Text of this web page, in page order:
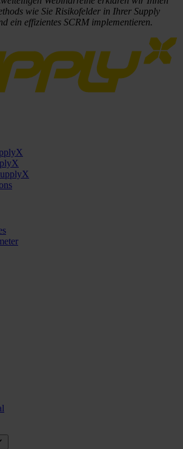
wie Sie Risikofelder in Ihrer Supply
ein effizientes SCRM implementieren.